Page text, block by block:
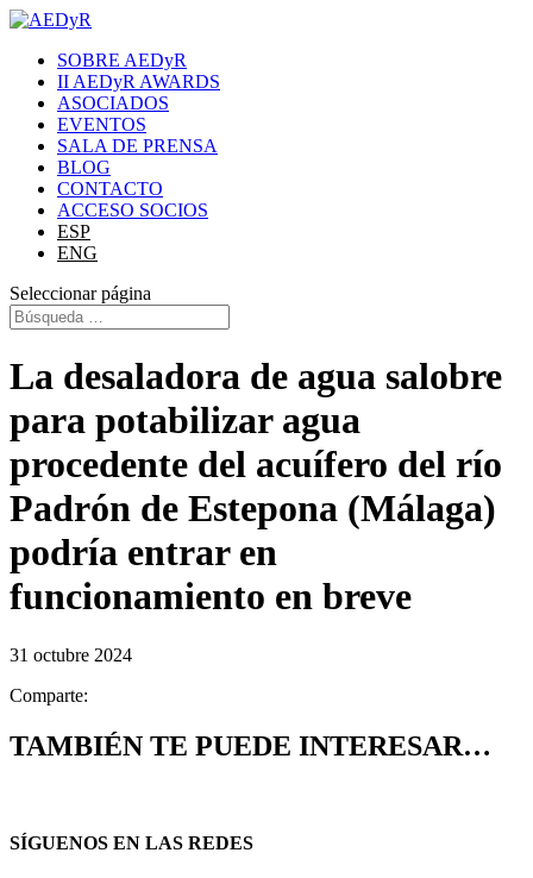
SOBRE AEDyR
II AEDyR AWARDS
ASOCIADOS
EVENTOS
SALA DE PRENSA
BLOG
CONTACTO
ACCESO SOCIOS
ESP
ENG
Seleccionar página
La desaladora de agua salobre
para potabilizar agua
procedente del acuífero del río
Padrón de Estepona (Málaga)
podría entrar en
funcionamiento en breve
31 octubre 2024
Comparte:
TAMBIÉN TE PUEDE INTERESAR…
SÍGUENOS EN LAS REDES